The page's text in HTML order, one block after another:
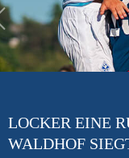
LOCKER EINE
WALDHOF